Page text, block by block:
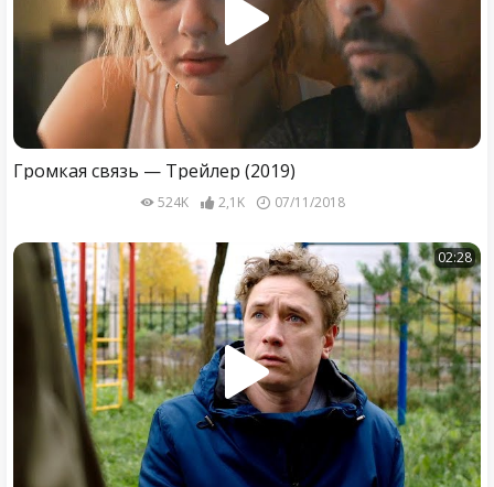
Громкая связь — Трейлер (2019)
524K 2,1K 07/11/2018
02:28